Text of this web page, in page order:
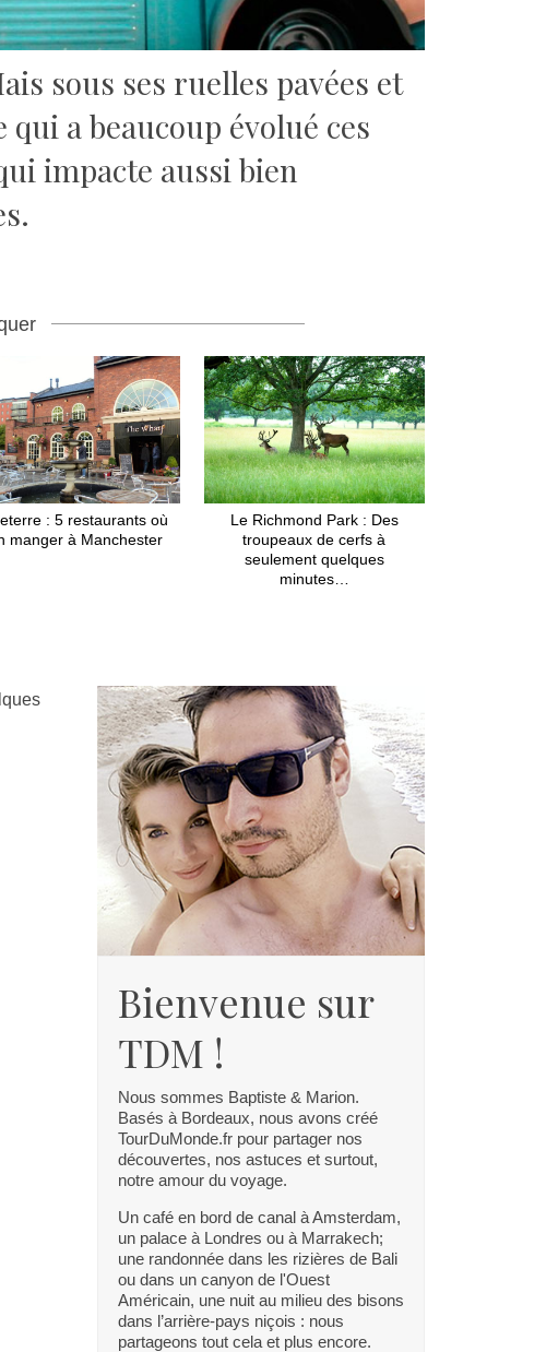
sous ses ruelles pavées et
a beaucoup évolué ces
impacte aussi bien
: 5 restaurants où
manger à Manchester
Le Richmond Park : Des
troupeaux de cerfs à
seulement quelques
minutes…
Bienvenue sur
TDM !
Nous sommes Baptiste & Marion.
Basés à Bordeaux, nous avons créé
TourDuMonde.fr pour partager nos
découvertes, nos astuces et surtout,
notre amour du voyage.
Un café en bord de canal à Amsterdam,
un palace à Londres ou à Marrakech;
une randonnée dans les rizières de Bali
ou dans un canyon de l'Ouest
Américain, une nuit au milieu des bisons
dans l’arrière-pays niçois : nous
partageons tout cela et plus encore.